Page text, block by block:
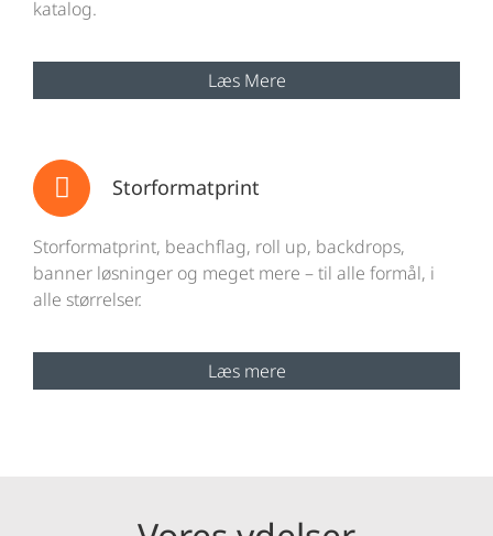
katalog.
Læs Mere
Storformatprint
Storformatprint, beachflag, roll up, backdrops,
banner løsninger og meget mere – til alle formål, i
alle størrelser.
Læs mere